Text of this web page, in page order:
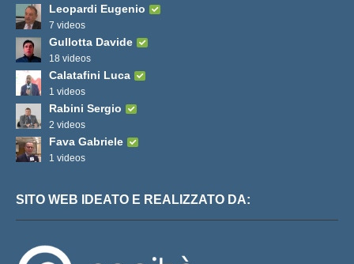
Leopardi Eugenio
7 videos
Gullotta Davide
18 videos
Calatafini Luca
1 videos
Rabini Sergio
2 videos
Fava Gabriele
1 videos
SITO WEB IDEATO E REALIZZATO DA: